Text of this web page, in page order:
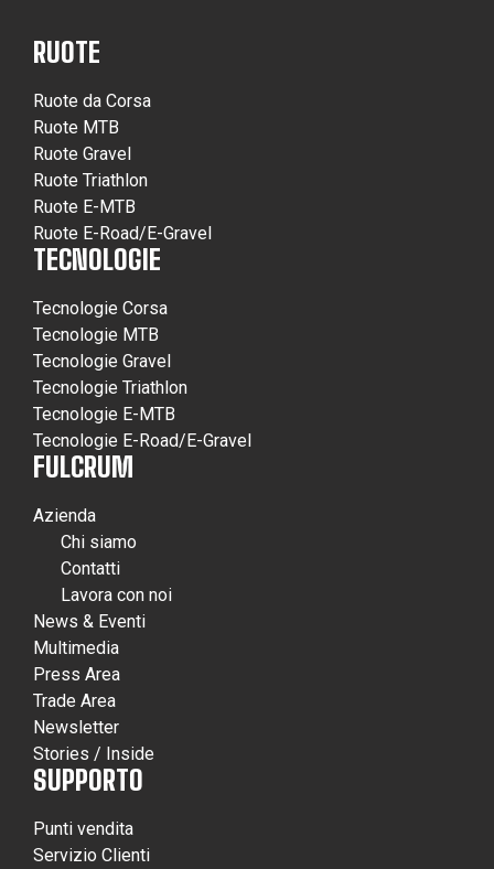
RUOTE
Ruote da Corsa
Ruote MTB
Ruote Gravel
Ruote Triathlon
Ruote E-MTB
Ruote E-Road/E-Gravel
TECNOLOGIE
Tecnologie Corsa
Tecnologie MTB
Tecnologie Gravel
Tecnologie Triathlon
Tecnologie E-MTB
Tecnologie E-Road/E-Gravel
FULCRUM
Azienda
Chi siamo
Contatti
Lavora con noi
News & Eventi
Multimedia
Press Area
Trade Area
Newsletter
Stories / Inside
SUPPORTO
Punti vendita
Servizio Clienti